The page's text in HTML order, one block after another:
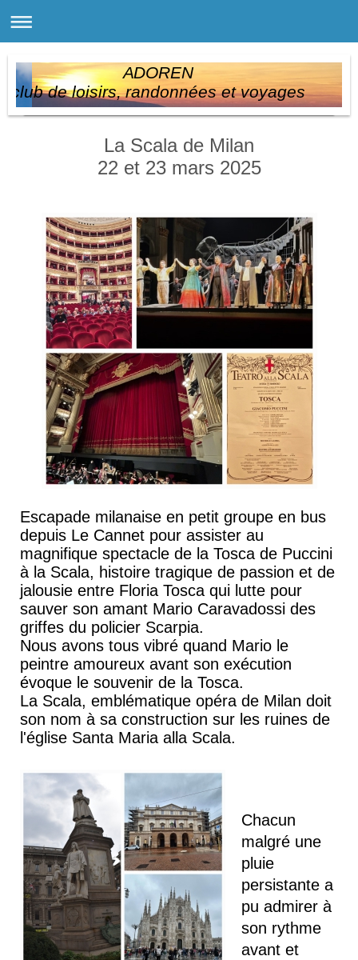
ADOREN
club de loisirs, randonnées et voyages
La Scala de Milan
22 et 23 mars 2025
Escapade milanaise en petit groupe en bus
depuis Le Cannet pour assister au
magnifique spectacle de la Tosca de Puccini
à la Scala, histoire tragique de passion et de
jalousie entre Floria Tosca qui lutte pour
sauver son amant Mario Caravadossi des
griffes du policier Scarpia.
Nous avons tous vibré quand Mario le
peintre amoureux avant son exécution
évoque le souvenir de la Tosca.
La Scala, emblématique opéra de Milan doit
son nom à sa construction sur les ruines de
l'église Santa Maria alla Scala.
Chacun
malgré une
pluie
persistante a
pu admirer à
son rythme
avant et